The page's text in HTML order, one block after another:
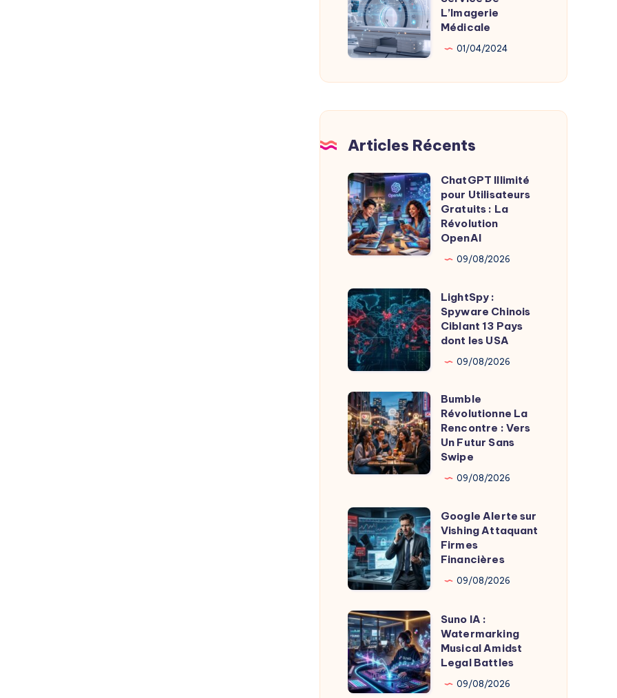
:
L’IA
Au
Service
De
L’Imagerie
Médicale
01/04/2024
Articles Récents
ChatGPT
Illimité
pour
Utilisateurs
Gratuits
La
Révolution
OpenAI
ChatGPT Illimité
pour Utilisateurs
Gratuits : La
Révolution
OpenAI
09/08/2026
LightSpy
:
Spyware
Chinois
Ciblant
13
Pays
dont
les
USA
LightSpy :
Spyware Chinois
Ciblant 13 Pays
dont les USA
09/08/2026
Bumble
Révolutionne
La
Rencontre
Un
Futur
Sans
Swipe
Bumble
Révolutionne La
Rencontre : Vers
Un Futur Sans
Swipe
09/08/2026
Google
Alerte
sur
Vishing
Attaquant
Firmes
Financières
Google Alerte sur
Vishing Attaquant
Firmes
Financières
09/08/2026
Suno
IA
:
Watermarking
Suno IA :
Watermarking
Musical Amidst
Legal Battles
09/08/2026